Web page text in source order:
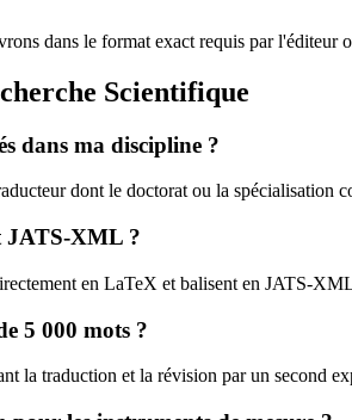
dans le format exact requis par l'éditeur
Scientifique
dans ma discipline ?
dont le doctorat ou la
JATS-XML ?
en LaTeX et balisent en JATS-
5 000 mots ?
la traduction et la révision par un second